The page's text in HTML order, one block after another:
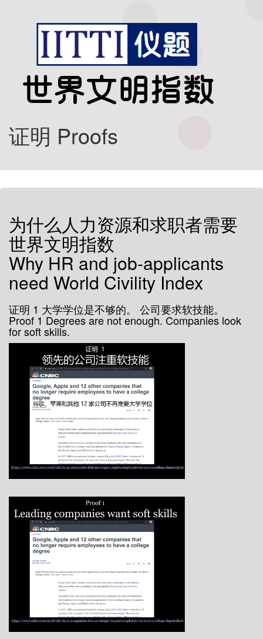
证明 Proofs
为什么人力资源和求职者需要
世界文明指数
Why HR and job-applicants
need World Civility Index
证明 1 大学学位是不够的。 公司要求软技能。
Proof 1 Degrees are not enough. Companies look
for soft skills.